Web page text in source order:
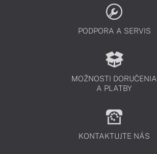
PODPORA A SERVIS
MOŽNOSTI DORUČENIA
A PLATBY
KONTAKTUJTE NÁS